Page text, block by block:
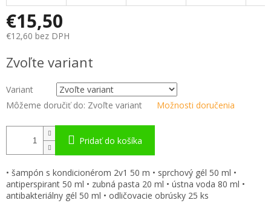
€15,50
€12,60 bez DPH
cena:
Zvoľte variant
Variant
Môžeme doručiť do: Zvoľte variant Možnosti doručenia
Pridať do košíka
• šampón s kondicionérom 2v1 50 m • sprchový gél 50 ml •
antiperspirant 50 ml • zubná pasta 20 ml • ústna voda 80 ml •
antibakteriálny gél 50 ml • odličovacie obrúsky 25 ks